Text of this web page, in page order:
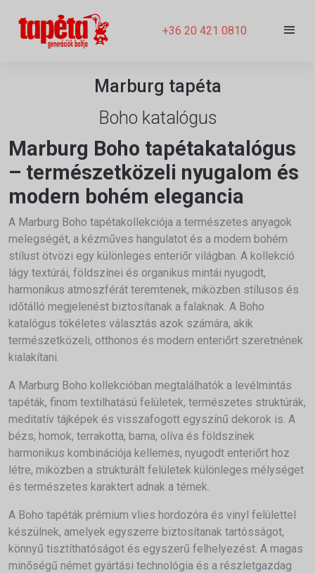
+36 20 421 0810
Marburg tapéta
Boho katalógus
Marburg Boho tapétakatalógus
– természetközeli nyugalom és
modern bohém elegancia
A Marburg Boho tapétakollekciója a természetes anyagok
melegségét, a kézműves hangulatot és a modern bohém
stílust ötvözi egy különleges enteriőr világban. A kollekció
lágy textúrái, földszínei és organikus mintái nyugodt,
harmonikus atmoszférát teremtenek, miközben stílusos és
időtálló megjelenést biztosítanak a falaknak. A Boho
katalógus tökéletes választás azok számára, akik
természetközeli, otthonos és modern enteriőrt szeretnének
kialakítani.
A Marburg Boho kollekcióban megtalálhatók a levélmintás
tapéták, finom textilhatású felületek, természetes struktúrák,
meditatív tájképek és visszafogott egyszínű dekorok is. A
bézs, homok, terrakotta, barna, olíva és földszínek
harmonikus kombinációja kellemes, nyugodt enteriőrt hoz
létre, miközben a strukturált felületek különleges mélységet
és természetes karaktert adnak a térnek.
A Boho tapéták prémium vlies hordozóra és vinyl felülettel
készülnek, amelyek egyszerre biztosítanak tartósságot,
könnyű tisztíthatóságot és egyszerű felhelyezést. A magas
minőségű német gyártási technológia és a részletgazdag